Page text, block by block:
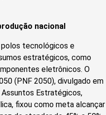
nacional
polos tecnológicos e
estratégicos, como
eletrônicos. O
(PNF 2050), divulgado em
Estratégicos,
fixou como meta alcançar